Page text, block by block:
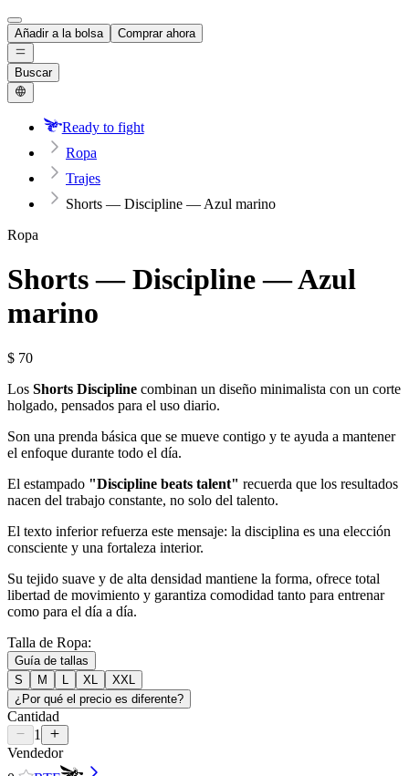
Añadir a la bolsa Comprar ahora
Buscar
Ready to fight
Ropa
Trajes
Shorts — Discipline — Azul marino
Ropa
Shorts — Discipline — Azul
marino
$ 70
Los Shorts Discipline combinan un diseño minimalista con un corte
holgado, pensados para el uso diario.
Son una prenda básica que se mueve contigo y te ayuda a mantener
el enfoque durante todo el día.
El estampado "Discipline beats talent" recuerda que los resultados
nacen del trabajo constante, no solo del talento.
El texto inferior refuerza este mensaje: la disciplina es una elección
consciente y una fortaleza interior.
Su tejido suave y de alta densidad mantiene la forma, ofrece total
libertad de movimiento y garantiza comodidad tanto para entrenar
como para el día a día.
Talla de Ropa:
Guía de tallas
S
M L XL
XXL
¿Por qué el precio es diferente?
Cantidad
1
Vendedor